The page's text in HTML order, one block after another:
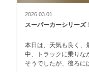
2026.03.01
スーパーカーシリーズ！
本日は、天気も良く、最高の
中、トラックに乗りながら
そうでしたが、後ろ